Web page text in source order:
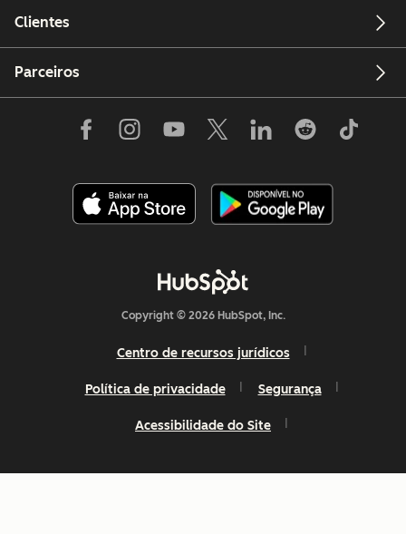
Clientes
Parceiros
Copyright © 2026 HubSpot, Inc.
Centro de recursos jurídicos
Política de privacidade Segurança
Acessibilidade do Site